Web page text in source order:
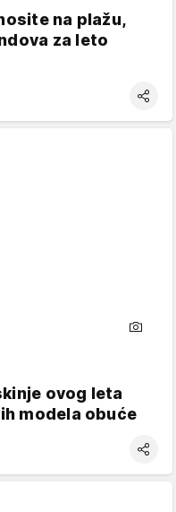
na plažu,
za leto
ovog leta
modela obuće